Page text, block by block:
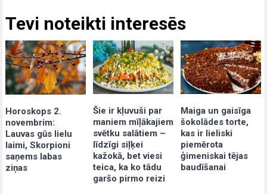
Tevi noteikti interesēs
Horoskops 2.
novembrim:
Lauvas gūs lielu
laimi, Skorpioni
saņems labas
ziņas
Šie ir kļuvuši par
maniem mīļākajiem
svētku salātiem –
līdzīgi siļķei
kažokā, bet viesi
teica, ka ko tādu
garšo pirmo reizi
Maiga un gaisīga
šokolādes torte,
kas ir lieliski
piemērota
ģimeniskai tējas
baudīšanai